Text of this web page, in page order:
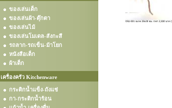
ของเล่นเด็ก
ของเล่นผ้า-ตุ๊กตา
ของเล่นไม้
ของเล่นโมเดล-สังกะสี
รถลาก-รถเข็น-ม้าโยก
หนังสือเด็ก
ผ้าเด็ก
เครื่องครัว Kitchenware
กระติกน้ำแข็ง-ถังแช่
กา-กระติกน้ำร้อน